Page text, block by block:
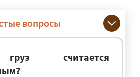
вопросы
считается